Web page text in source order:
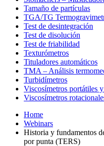
Tamaño de partículas
TGA/TG
Test de desintegración
Test de disolución
Test de friabilidad
Texturómetros
Tituladores automáticos
TMA – Análisis
Turbidímetros
Viscosímetros portátiles
Viscosímetros
Home
Webinars
Historia y fundamentos
por punta (TERS)